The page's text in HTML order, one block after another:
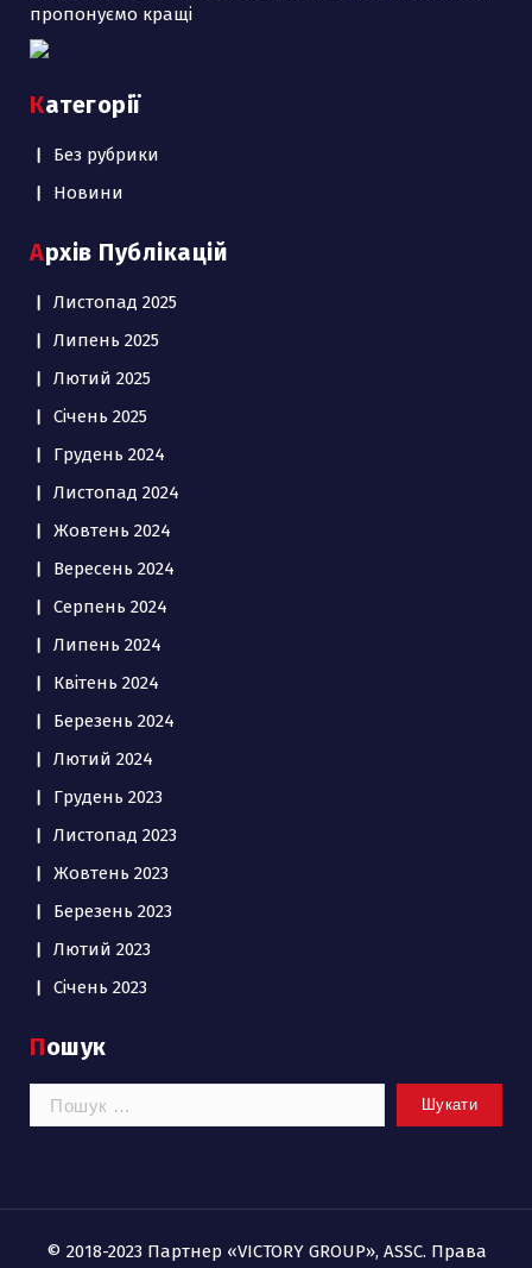
пропонуємо кращі
Категорії
Без рубрики
Новини
Архів Публікацій
Листопад 2025
Липень 2025
Лютий 2025
Січень 2025
Грудень 2024
Листопад 2024
Жовтень 2024
Вересень 2024
Серпень 2024
Липень 2024
Квітень 2024
Березень 2024
Лютий 2024
Грудень 2023
Листопад 2023
Жовтень 2023
Березень 2023
Лютий 2023
Січень 2023
Пошук
Пошук:
© 2018-2023 Партнер «VICTORY GROUP», ASSC. Права